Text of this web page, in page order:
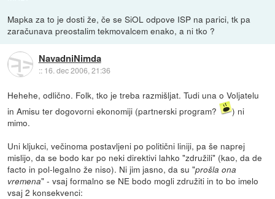
Mapka za to je dosti že, če se SiOL odpove ISP na parici, tk pa
zaračunava preostalim tekmovalcem enako, a ni tko ?
NavadniNimda
:: 16. dec 2006, 21:36
Hehehe, odlično. Folk, tko je treba razmišljat. Tudi una o Voljatelu
in Amisu ter dogovorni ekonomiji (partnerski program?
) ni
mimo.
Uni kljukci, večinoma postavljeni po politični liniji, pa še naprej
mislijo, da se bodo kar po neki direktivi lahko "združili" (kao, da de
facto in pol-legalno že niso). Ni jim jasno, da su "prošla ona
vremena" - vsaj formalno se NE bodo mogli združiti in to bo imelo
vsaj 2 konsekvenci: